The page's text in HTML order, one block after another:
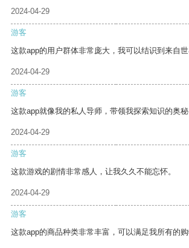
2024-04-29
游客
这款app的用户群体非常庞大，我可以结识到来自世
2024-04-29
游客
这款app就像我的私人导师，带领我探索知识的奥秘
2024-04-29
游客
这款游戏的剧情非常感人，让我久久不能忘怀。
2024-04-29
游客
这款app的商品种类非常丰富，可以满足我所有的购